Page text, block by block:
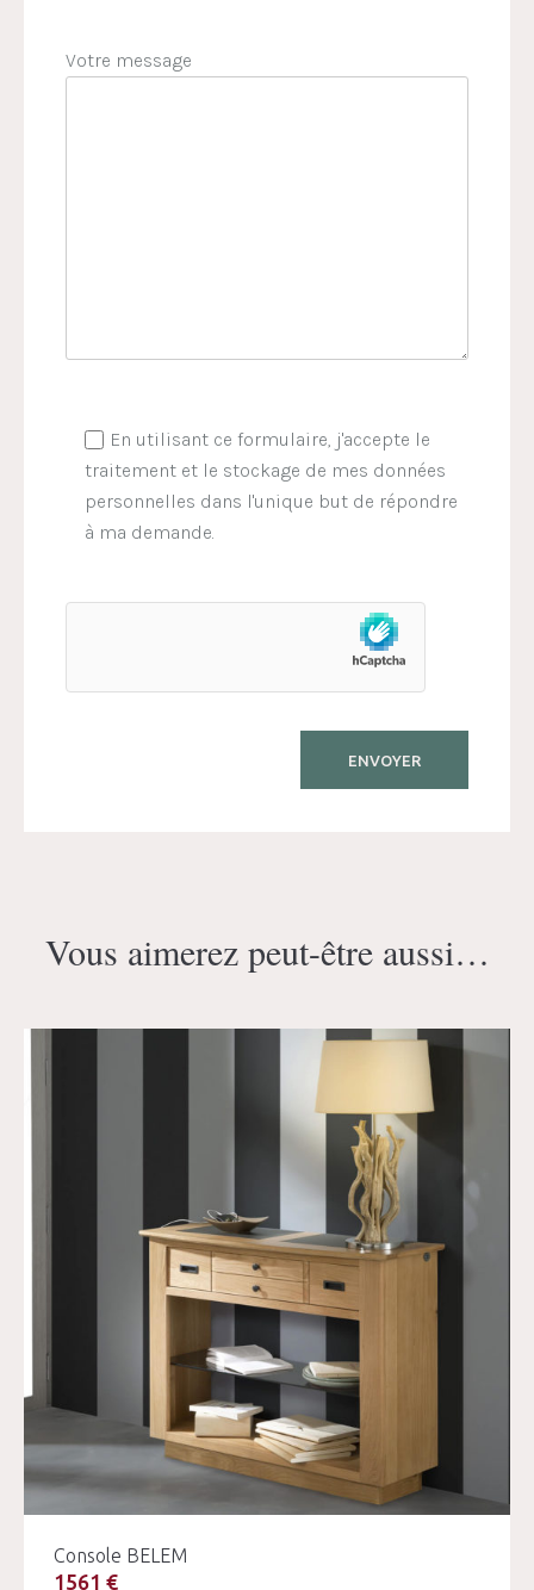
Votre message
En utilisant ce formulaire, j'accepte le
traitement et le stockage de mes données
personnelles dans l'unique but de répondre
à ma demande.
Vous aimerez peut-être aussi…
Console BELEM
1561 €